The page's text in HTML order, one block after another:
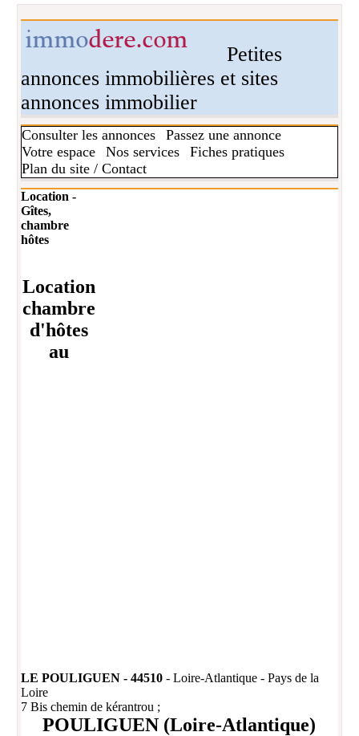
Petites
annonces immobilières et sites
annonces immobilier
Consulter les annonces
Passez une annonce
Votre espace
Nos services
Fiches pratiques
Plan du site / Contact
LE POULIGUEN - 44510 - Loire-Atlantique - Pays de la
Loire
7 Bis chemin de kérantrou ;
Location -
Gîtes,
chambre
hôtes
Location
chambre
d'hôtes
au
POULIGUEN (Loire-Atlantique)